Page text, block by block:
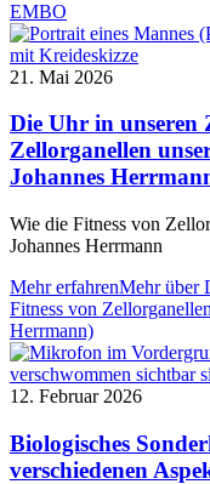
EMBO
21. Mai 2026
Die Uhr in unseren
Zellorganellen
Johannes
Wie die Fitness von
Johannes Herrmann
Mehr erfahrenMehr über
Fitness von
Herrmann)
12. Februar 2026
Biologisches
verschiedenen